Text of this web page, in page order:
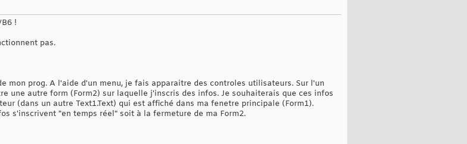
!
pas.
mon prog. A l'aide d'un menu, je fais apparaitre des controles utilisateurs. Sur l'un
une autre form (Form2) sur laquelle j'inscris des infos. Je souhaiterais que ces infos
(dans un autre Text1.Text) qui est affiché dans ma fenetre principale (Form1).
s'inscrivent "en temps réel" soit à la fermeture de ma Form2.